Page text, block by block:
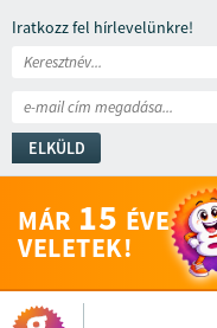
Iratkozz fel hírlevelünkre!
ELKÜLD
MÁR 15 ÉVE
VELETEK!